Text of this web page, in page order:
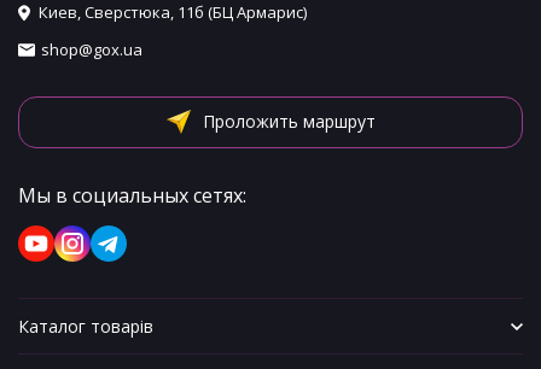
Киев, Сверстюка, 11б (БЦ Армарис)
shop@gox.ua
Проложить маршрут
Мы в социальных сетях:
Каталог товарів